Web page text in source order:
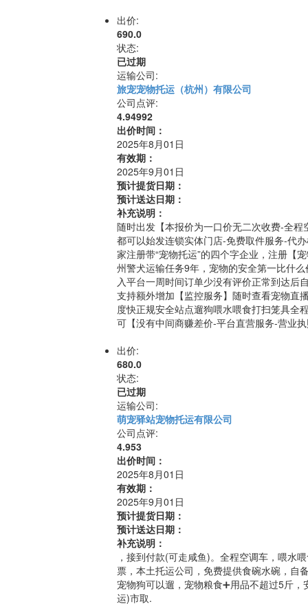
出价:
690.0
状态:
已过期
运输公司:
旅宠宠物托运（杭州）有限公司
公司点评:
4.94992
出价时间：
2025年8月01日
有效期：
2025年9月01日
预计提货日期：
预计送达日期：
补充说明：
随时出发【本报价为一口价无二次收费-全
都可以始发连锁实体门店-免费取件服务-代
家注册带“宠物托运”的四个字企业，注册【
州警犬运输任务9年，宠物的安全第一比什
入平台一周时间订单少没有评价正常到达后
支持额外增加【监控服务】随时查看宠物直
度快正规安全站点遛狗喂水喂食打扫笼具全
可【没有中间商赚差价-平台直营服务-营业
出价:
680.0
状态:
已过期
运输公司:
萌宠驿站宠物托运有限公司
公司点评:
4.953
出价时间：
2025年8月01日
有效期：
2025年9月01日
预计提货日期：
预计送达日期：
补充说明：
，接到付款(可走咸鱼)。全程空调车，喂水
票，本土托运公司，免费提供食碗水碗，自
宠物狗可以遛，宠物粮食➕用品不超过5斤
运)市取.